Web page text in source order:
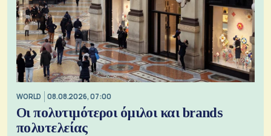
WORLD 08.08.2026, 07:00
Οι πολυτιμότεροι όμιλοι και brands
πολυτελείας